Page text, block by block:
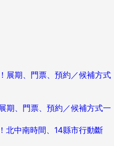
期、門票、預約／候補方式一